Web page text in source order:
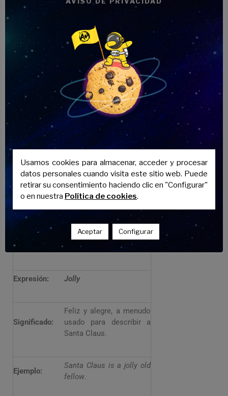
on Christmas Eve
Traducción:
«Siempre abrimos un
regalo en Nochebuena.»
Stocking stuffer
Significado:
Pequeños regalos que
caben dentro de las
medias navideñas.
Ejemplo:
I bought some
chocolates as stocking
stuffers.
Traducción:
“Compré algunos
bombones para llenar los
calcetines navideños”
Expresión: Jolly
Significado:
Feliz y alegre, a menudo
usado para describir a
Santa Claus.
Ejemplo:
Santa Claus is a jolly old
fellow.
Usamos cookies para almacenar, acceder y procesar
datos personales cuando visita este sitio web. Puede
retirar su consentimiento haciendo clic en "Configurar"
o en nuestra Política de cookies.
Aceptar Configurar